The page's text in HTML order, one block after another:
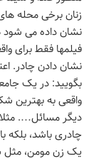
زنان برخی محله
نشان داده می
فیلمها فقط برای
نشان دادن چادر.
بگویید: در یک
واقعی به بهترین
دیگر مسائل…. مثلا
چادری باشد، بلکه
یک زن مومن، مثل